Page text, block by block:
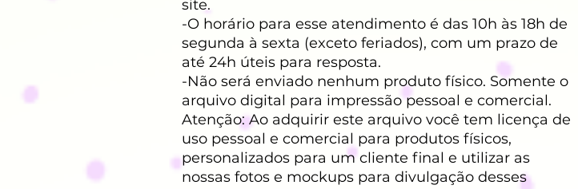
site.
-O horário para esse atendimento é das 10h às 18h de
segunda à sexta (exceto feriados), com um prazo de
até 24h úteis para resposta.
-Não será enviado nenhum produto físico. Somente o
arquivo digital para impressão pessoal e comercial.
Atenção: Ao adquirir este arquivo você tem licença de
uso pessoal e comercial para produtos físicos,
personalizados para um cliente final e utilizar as
nossas fotos e mockups para divulgação desses